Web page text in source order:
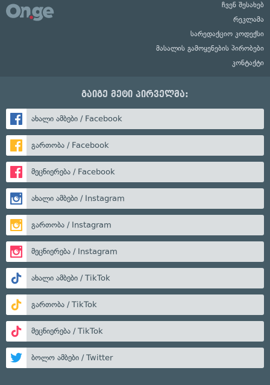
ჩვენ შესახებ
რეკლამა
სარედაქციო კოდექსი
მასალის გამოყენების პირობები
კონტაქტი
გაიგე მეტი პირველმა:
ახალი ამბები / Facebook
გართობა / Facebook
მეცნიერება / Facebook
ახალი ამბები / Instagram
გართობა / Instagram
მეცნიერება / Instagram
ახალი ამბები / TikTok
გართობა / TikTok
მეცნიერება / TikTok
ბოლო ამბები / Twitter